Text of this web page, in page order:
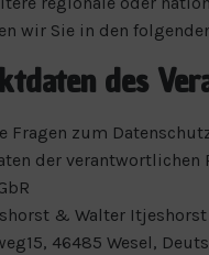
wir Sie in den
des
Fragen zum
der verantwortlichen
& Walter Itjeshorst
46485 Wesel,